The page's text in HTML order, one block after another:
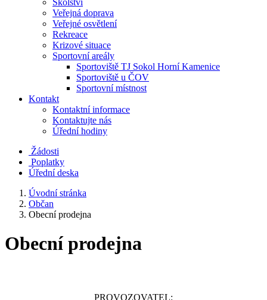
Školství
Veřejná doprava
Veřejné osvětlení
Rekreace
Krizové situace
Sportovní areály
Sportoviště TJ Sokol Horní Kamenice
Sportoviště u ČOV
Sportovní místnost
Kontakt
Kontaktní informace
Kontaktujte nás
Úřední hodiny
Žádosti
Poplatky
Úřední deska
Úvodní stránka
Občan
Obecní prodejna
Obecní prodejna
PROVOZOVATEL: